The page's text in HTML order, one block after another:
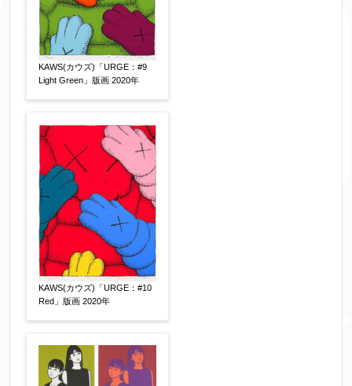
KAWS(カウズ)「URGE：#9
Light Green」版画 2020年
KAWS(カウズ)「URGE：#10
Red」版画 2020年